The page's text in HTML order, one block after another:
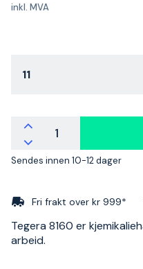
inkl. MVA
11
Sendes innen 10-12 dager
Fri frakt over kr 999*
Tegera 8160 er
arbeid.